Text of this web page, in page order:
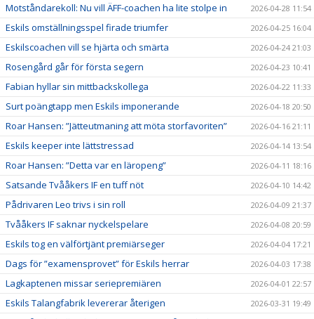
Motståndarekoll: Nu vill ÄFF-coachen ha lite stolpe in 2026-04-28 11:54
Eskils omställningsspel firade triumfer 2026-04-25 16:04
Eskilscoachen vill se hjärta och smärta 2026-04-24 21:03
Rosengård går för första segern 2026-04-23 10:41
Fabian hyllar sin mittbackskollega 2026-04-22 11:33
Surt poängtapp men Eskils imponerande 2026-04-18 20:50
Roar Hansen: ”Jätteutmaning att möta storfavoriten” 2026-04-16 21:11
Eskils keeper inte lättstressad 2026-04-14 13:54
Roar Hansen: ”Detta var en läropeng” 2026-04-11 18:16
Satsande Tvååkers IF en tuff nöt 2026-04-10 14:42
Pådrivaren Leo trivs i sin roll 2026-04-09 21:37
Tvååkers IF saknar nyckelspelare 2026-04-08 20:59
Eskils tog en välförtjänt premiärseger 2026-04-04 17:21
Dags för ”examensprovet” för Eskils herrar 2026-04-03 17:38
Lagkaptenen missar seriepremiären 2026-04-01 22:57
Eskils Talangfabrik levererar återigen 2026-03-31 19:49